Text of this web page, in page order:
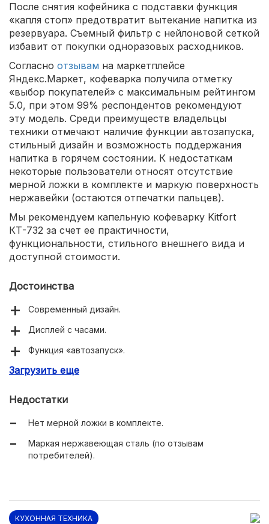
После снятия кофейника с подставки функция
«капля стоп» предотвратит вытекание напитка из
резервуара. Съемный фильтр с нейлоновой сеткой
избавит от покупки одноразовых расходников.
Согласно отзывам на маркетплейсе
Яндекс.Маркет, кофеварка получила отметку
«выбор покупателей» с максимальным рейтингом
5.0, при этом 99% респондентов рекомендуют
эту модель. Среди преимуществ владельцы
техники отмечают наличие функции автозапуска,
стильный дизайн и возможность поддержания
напитка в горячем состоянии. К недостаткам
некоторые пользователи относят отсутствие
мерной ложки в комплекте и маркую поверхность
нержавейки (остаются отпечатки пальцев).
Мы рекомендуем капельную кофеварку Kitfort
КТ-732 за счет ее практичности,
функциональности, стильного внешнего вида и
доступной стоимости.
Достоинства
Современный дизайн.
Дисплей с часами.
Функция «автозапуск».
Объем кофейника 1.5 литра.
Загрузить еще
Недостатки
Нет мерной ложки в комплекте.
Маркая нержавеющая сталь (по отзывам
потребителей).
КУХОННАЯ ТЕХНИКА